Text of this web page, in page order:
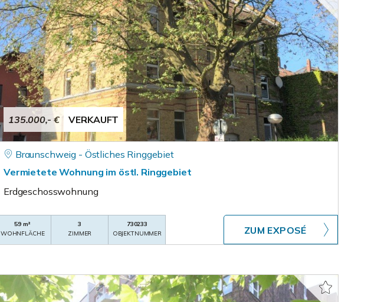
135.000,- € VERKAUFT
Braunschweig - Östliches Ringgebiet
Vermietete Wohnung im östl. Ringgebiet
Erdgeschosswohnung
59 m²
WOHNFLÄCHE
3
ZIMMER
730233
OBJEKTNUMMER
ZUM EXPOSÉ